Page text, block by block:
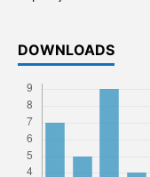
DOWNLOADS